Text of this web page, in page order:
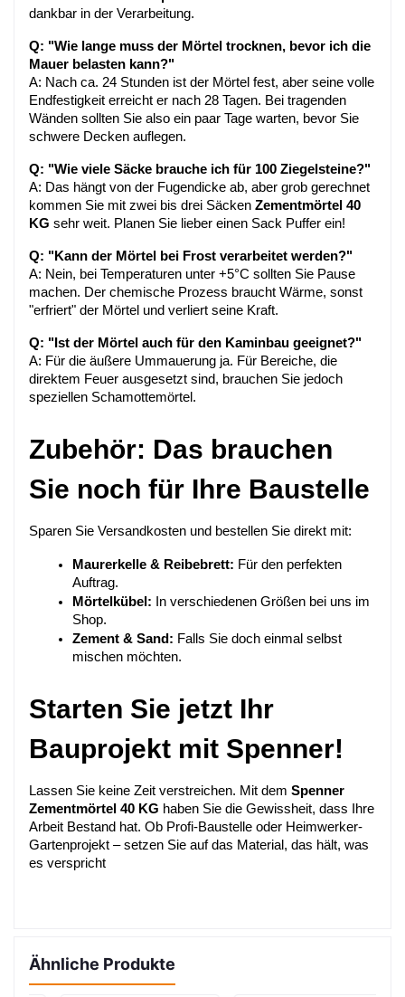
dankbar in der Verarbeitung.
Q: "Wie lange muss der Mörtel trocknen, bevor ich die
Mauer belasten kann?"
A: Nach ca. 24 Stunden ist der Mörtel fest, aber seine volle
Endfestigkeit erreicht er nach 28 Tagen. Bei tragenden
Wänden sollten Sie also ein paar Tage warten, bevor Sie
schwere Decken auflegen.
Q: "Wie viele Säcke brauche ich für 100 Ziegelsteine?"
A: Das hängt von der Fugendicke ab, aber grob gerechnet
kommen Sie mit zwei bis drei Säcken Zementmörtel 40
KG sehr weit. Planen Sie lieber einen Sack Puffer ein!
Q: "Kann der Mörtel bei Frost verarbeitet werden?"
A: Nein, bei Temperaturen unter +5°C sollten Sie Pause
machen. Der chemische Prozess braucht Wärme, sonst
"erfriert" der Mörtel und verliert seine Kraft.
Q: "Ist der Mörtel auch für den Kaminbau geeignet?"
A: Für die äußere Ummauerung ja. Für Bereiche, die
direktem Feuer ausgesetzt sind, brauchen Sie jedoch
speziellen Schamottemörtel.
Zubehör: Das brauchen
Sie noch für Ihre Baustelle
Sparen Sie Versandkosten und bestellen Sie direkt mit:
Maurerkelle & Reibebrett: Für den perfekten
Auftrag.
Mörtelkübel: In verschiedenen Größen bei uns im
Shop.
Zement & Sand: Falls Sie doch einmal selbst
mischen möchten.
Starten Sie jetzt Ihr
Bauprojekt mit Spenner!
Lassen Sie keine Zeit verstreichen. Mit dem Spenner
Zementmörtel 40 KG haben Sie die Gewissheit, dass Ihre
Arbeit Bestand hat. Ob Profi-Baustelle oder Heimwerker-
Gartenprojekt – setzen Sie auf das Material, das hält, was
es verspricht
Ähnliche Produkte